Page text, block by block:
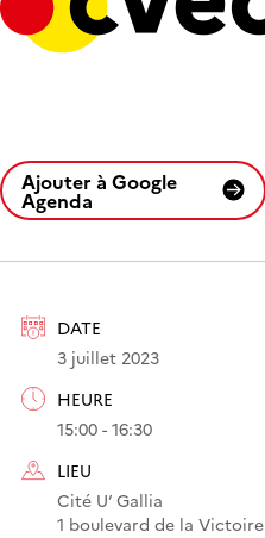
DATE
3 juillet 2023
HEURE
15:00 - 16:30
LIEU
Cité U’ Gallia
1 boulevard de la Victoire
Ajouter à Google
Agenda